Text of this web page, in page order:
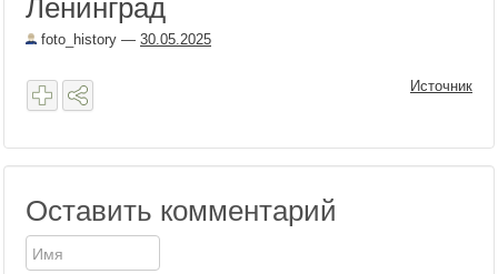
Фототоп
Ленинград
foto_history — 30.05.2025
Источник
Оставить комментарий